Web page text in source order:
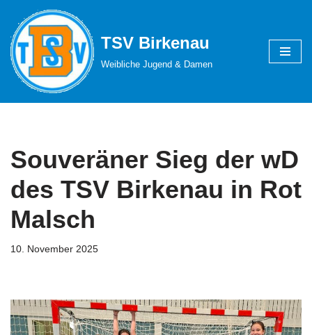
Zum
Inhalt
springen
TSV Birkenau
Weibliche Jugend & Damen
Souveräner Sieg der wD
des TSV Birkenau in Rot
Malsch
10. November 2025